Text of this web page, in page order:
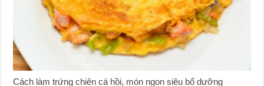
Cách làm trứng chiên cá hồi, món ngon siêu bổ dưỡng